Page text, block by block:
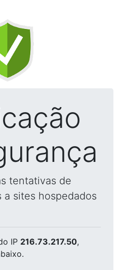
tentativas de
a sites hospedados
IP 216.73.217.50,